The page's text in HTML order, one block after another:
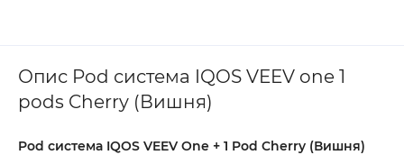
Опис Pod система IQOS VEEV one 1
pods Cherry (Вишня)
Pod система IQOS VEEV One + 1 Pod Cherry (Вишня)